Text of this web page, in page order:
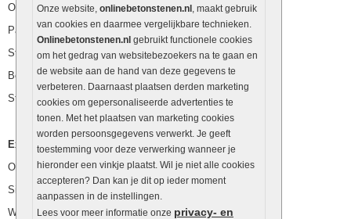
Onze website, onlinebetonstenen.nl , maakt gebruik
van cookies en daarmee vergelijkbare technieken.
Onlinebetonstenen.nl gebruikt functionele cookies
om het gedrag van websitebezoekers na te gaan en
de website aan de hand van deze gegevens te
verbeteren. Daarnaast plaatsen derden marketing
cookies om gepersonaliseerde advertenties te
tonen. Met het plaatsen van marketing cookies
worden persoonsgegevens verwerkt. Je geeft
toestemming voor deze verwerking wanneer je
hieronder een vinkje plaatst. Wil je niet alle cookies
accepteren? Dan kan je dit op ieder moment
aanpassen in de instellingen.
Lees voor meer informatie onze privacy- en
Opsluitbanden
Palissaden
Stapelblokken
Betonblokken
Stapelstenen
Extra benodigdheden
Ophoogzand
Siergrind en siersplit
Waterafvoer